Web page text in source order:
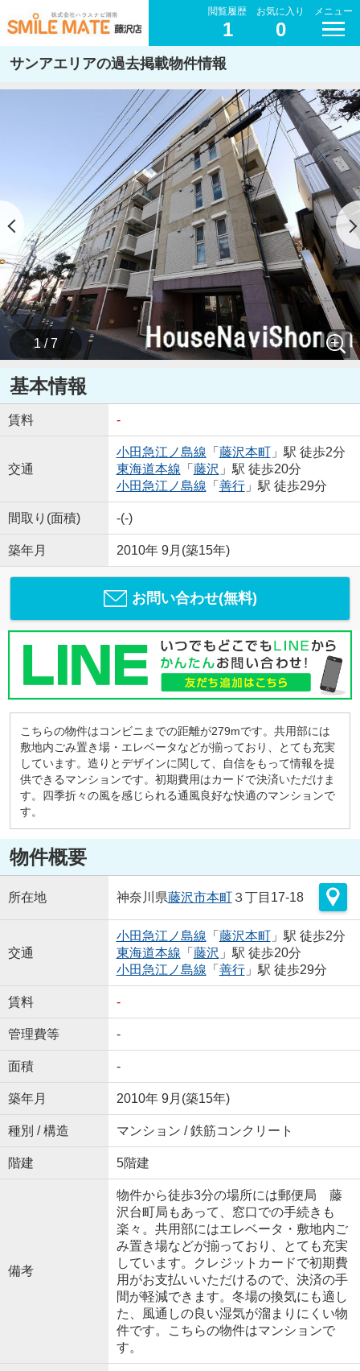
閲覧履歴
1
お気に入り
0
メニュー
サンアエリアの過去掲載物件情報
1 / 7
基本情報
賃料 -
交通
小田急江ノ島線 「 藤沢本町」駅 徒歩2分
東海道本線 「 藤沢 」駅 徒歩20分
小田急江ノ島線 「 善行」駅 徒歩29分
間取り(面積) -(-)
築年月 2010年 9月(築15年)
お問い合わせ(無料)
こちらの物件はコンビニまでの距離が279mです。共用部には
敷地内ごみ置き場・エレベータなどが揃っており、とても充実
しています。造りとデザインに関して、自信をもって情報を提
供できるマンションです。初期費用はカードで決済いただけま
す。四季折々の風を感じられる通風良好な快適のマンションで
す。
物件概要
所在地 神奈川県藤沢市本町３丁目17-18
交通
小田急江ノ島線 「 藤沢本町」駅 徒歩2分
東海道本線 「 藤沢 」駅 徒歩20分
小田急江ノ島線 「 善行」駅 徒歩29分
賃料 -
管理費等 -
面積 -
築年月 2010年 9月(築15年)
種別 / 構造 マンション / 鉄筋コンクリート
階建 5階建
備考
物件から徒歩3分の場所には郵便局 藤
沢台町局もあって、窓口での手続きも
楽々。共用部にはエレベータ・敷地内ご
み置き場などが揃っており、とても充実
しています。クレジットカードで初期費
用がお支払いいただけるので、決済の手
間が軽減できます。冬場の換気にも適し
た、風通しの良い湿気が溜まりにくい物
件です。こちらの物件はマンションで
す。